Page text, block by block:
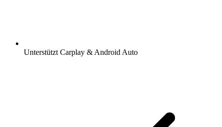
Unterstützt Carplay & Android Auto